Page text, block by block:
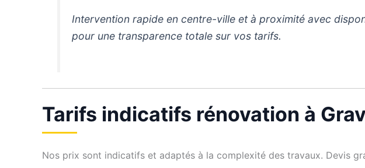
Intervention rapide en centre-ville et à proximité avec
pour une transparence totale sur vos tarifs.
Tarifs indicatifs rénovation à
Nos prix sont indicatifs et adaptés à la complexité des travaux. Devis